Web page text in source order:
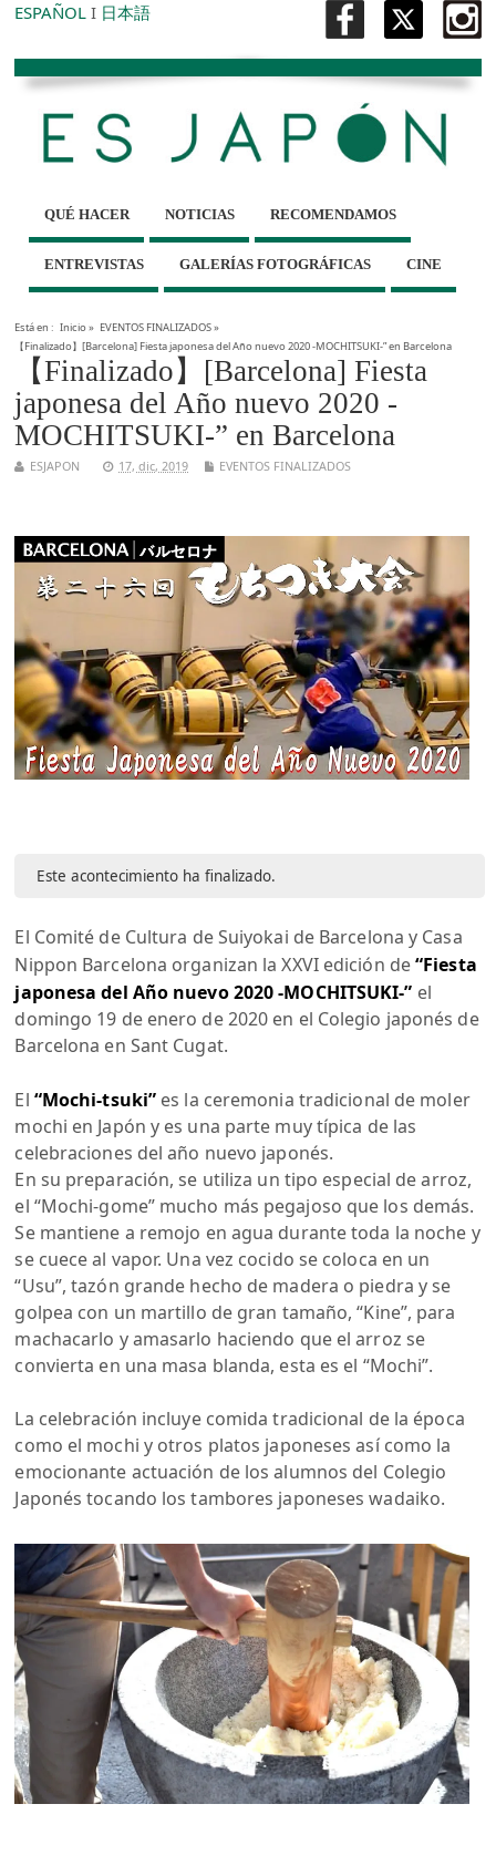
ESPAÑOL I 日本語
QUÉ HACER NOTICIAS RECOMENDAMOS
ENTREVISTAS GALERÍAS FOTOGRÁFICAS CINE
Está en : Inicio» EVENTOS FINALIZADOS»
【Finalizado】[Barcelona] Fiesta japonesa del Año nuevo 2020 -MOCHITSUKI-” en Barcelona
【Finalizado】[Barcelona] Fiesta
japonesa del Año nuevo 2020 -
MOCHITSUKI-” en Barcelona
ESJAPON 17, dic, 2019 EVENTOS FINALIZADOS
Este acontecimiento ha finalizado.
El Comité de Cultura de Suiyokai de Barcelona y Casa
Nippon Barcelona organizan la XXVI edición de“Fiesta
japonesa del Año nuevo 2020 -MOCHITSUKI-” el
domingo 19 de enero de 2020 en el Colegio japonés de
Barcelona en Sant Cugat.
El “Mochi-tsuki” es la ceremonia tradicional de moler
mochi en Japón y es una parte muy típica de las
celebraciones del año nuevo japonés.
En su preparación, se utiliza un tipo especial de arroz,
el “Mochi-gome” mucho más pegajoso que los demás.
Se mantiene a remojo en agua durante toda la noche y
se cuece al vapor. Una vez cocido se coloca en un
“Usu”, tazón grande hecho de madera o piedra y se
golpea con un martillo de gran tamaño, “Kine”, para
machacarlo y amasarlo haciendo que el arroz se
convierta en una masa blanda, esta es el “Mochi”.
La celebración incluye comida tradicional de la época
como el mochi y otros platos japoneses así como la
emocionante actuación de los alumnos del Colegio
Japonés tocando los tambores japoneses wadaiko.